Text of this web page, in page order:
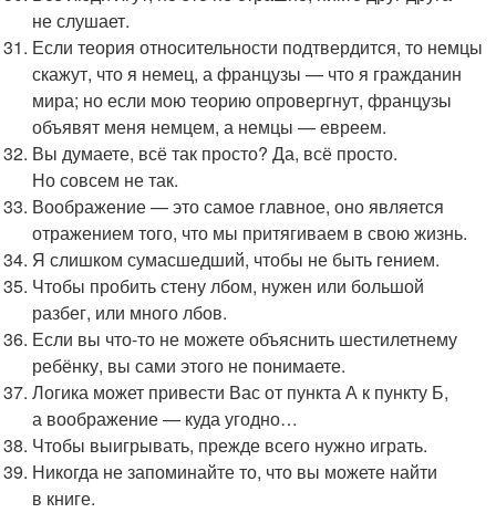
не слушает.
Если теория относительности подтвердится, то немцы
скажут, что я немец, а французы — что я гражданин
мира; но если мою теорию опровергнут, французы
объявят меня немцем, а немцы — евреем.
Вы думаете, всё так просто? Да, всё просто.
Но совсем не так.
Воображение — это самое главное, оно является
отражением того, что мы притягиваем в свою жизнь.
Я слишком сумасшедший, чтобы не быть гением.
Чтобы пробить стену лбом, нужен или большой
разбег, или много лбов.
Если вы что-то не можете объяснить шестилетнему
ребёнку, вы сами этого не понимаете.
Логика может привести Вас от пункта А к пункту Б,
а воображение — куда угодно…
Чтобы выигрывать, прежде всего нужно играть.
Никогда не запоминайте то, что вы можете найти
в книге.